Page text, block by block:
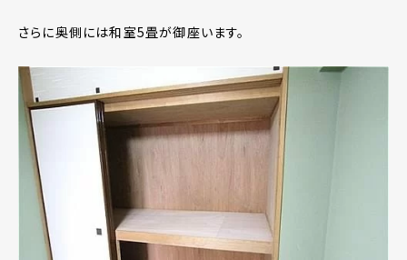
さらに奥側には和室5畳が御座います。